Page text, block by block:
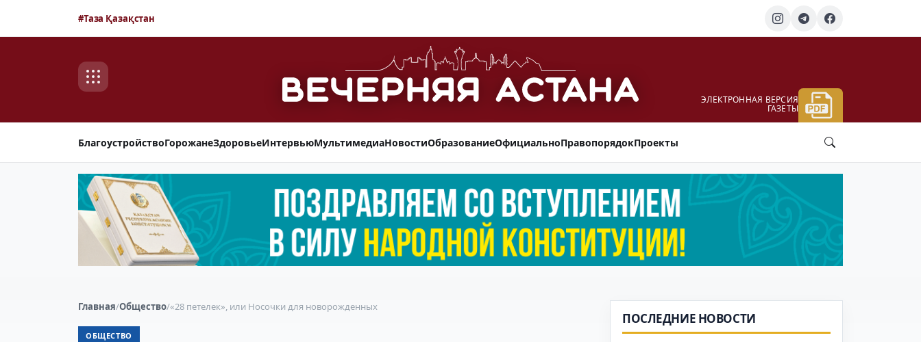
#Таза Қазақстан
ЭЛЕКТРОННАЯ ВЕРСИЯ
ГАЗЕТЫ
БлагоустройствоГорожанеЗдоровьеИнтервьюМультимедиаНовостиОбразованиеОфициальноПравопорядокПроекты
Главная/Общество/«28 петелек», или Носочки для новорожденных
ОБЩЕСТВО
ПОСЛЕДНИЕ НОВОСТИ